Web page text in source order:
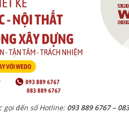
gọi đến số Hotline: 093 889 6767 –